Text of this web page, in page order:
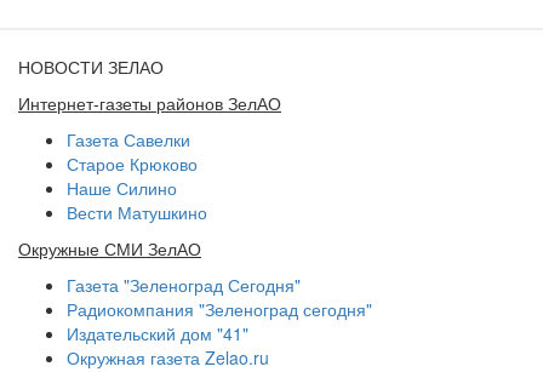
НОВОСТИ ЗЕЛАО
Интернет-газеты районов ЗелАО
Газета Савелки
Старое Крюково
Наше Силино
Вести Матушкино
Окружные СМИ ЗелАО
Газета "Зеленоград Сегодня"
Радиокомпания "Зеленоград сегодня"
Издательский дом "41"
Окружная газета Zelao.ru